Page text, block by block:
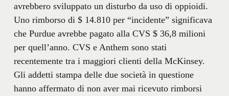
avrebbero sviluppato un disturbo da uso di oppioidi.
Uno rimborso di $ 14.810 per “incidente” significava
che Purdue avrebbe pagato alla CVS $ 36,8 milioni
per quell’anno. CVS e Anthem sono stati
recentemente tra i maggiori clienti della McKinsey.
Gli addetti stampa delle due società in questione
hanno affermato di non aver mai ricevuto rimborsi